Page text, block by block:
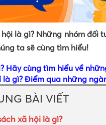
hội là gì? Những nhóm
ta sẽ cùng tìm hiểu!
Hãy cùng tìm hiểu về
là gì? Điểm qua những
BÀI VIẾT
xã hội là gì?